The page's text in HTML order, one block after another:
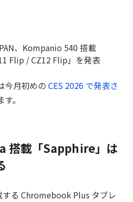
、Kompanio 540 搭載
Flip / CZ12 Flip」を発表
今月初めの CES 2026 で発表さ
。
搭載「Sapphire」は
る Chromebook Plus タブレ